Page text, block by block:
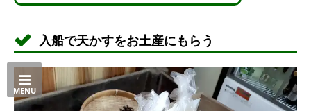
入船で天かすをお土産にもらう
MENU